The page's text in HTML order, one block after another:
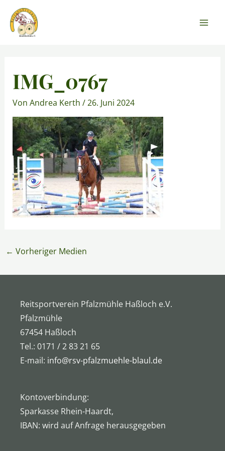
Inhalt
springen
IMG_0767
Von Andrea Kerth /26. Juni 2024
← Vorheriger Medien
Reitsportverein Pfalzmühle Haßloch e.V.
Pfalzmühle
67454 Haßloch
Tel.: 0171 / 2 83 21 65
E-mail: info@rsv-pfalzmuehle-blaul.de
Kontoverbindung:
Sparkasse Rhein-Haardt,
IBAN: wird auf Anfrage herausgegeben